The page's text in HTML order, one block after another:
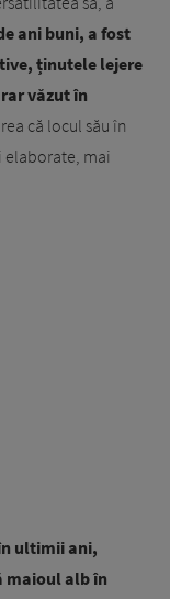
ani buni, a fost
ținutele lejere
văzut în
că locul său în
elaborate, mai
ultimii ani,
maioul alb în